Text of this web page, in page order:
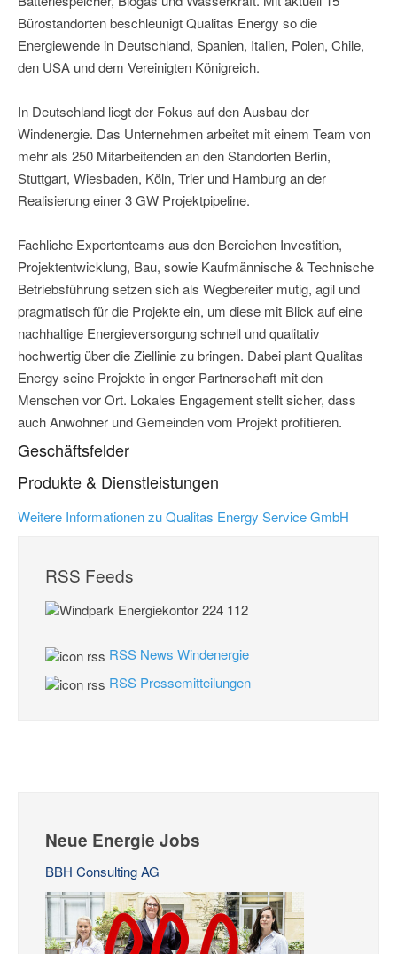
Bürostandorten beschleunigt Qualitas Energy so die
Energiewende in Deutschland, Spanien, Italien, Polen, Chile,
den USA und dem Vereinigten Königreich.
In Deutschland liegt der Fokus auf den Ausbau der
Windenergie. Das Unternehmen arbeitet mit einem Team von
mehr als 250 Mitarbeitenden an den Standorten Berlin,
Stuttgart, Wiesbaden, Köln, Trier und Hamburg an der
Realisierung einer 3 GW Projektpipeline.
Fachliche Expertenteams aus den Bereichen Investition,
Projektentwicklung, Bau, sowie Kaufmännische & Technische
Betriebsführung setzen sich als Wegbereiter mutig, agil und
pragmatisch für die Projekte ein, um diese mit Blick auf eine
nachhaltige Energieversorgung schnell und qualitativ
hochwertig über die Ziellinie zu bringen. Dabei plant Qualitas
Energy seine Projekte in enger Partnerschaft mit den
Menschen vor Ort. Lokales Engagement stellt sicher, dass
auch Anwohner und Gemeinden vom Projekt profitieren.
Geschäftsfelder
Produkte & Dienstleistungen
Weitere Informationen zu Qualitas Energy Service GmbH
RSS Feeds
RSS News Windenergie
RSS Pressemitteilungen
Neue Energie Jobs
BBH Consulting AG